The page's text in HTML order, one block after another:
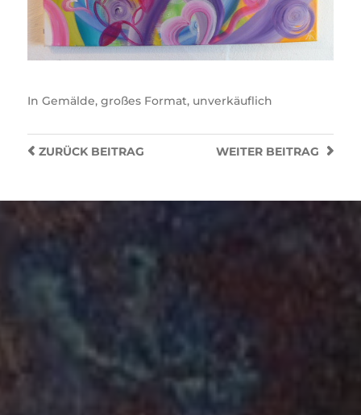
In Gemälde, großes Format, unverkäuflich
WEITER BEITRAG
ZURÜCKBEITRAG